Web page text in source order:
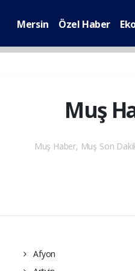
Mersin Özel Haber
Muş
Muş Haber, Muş Son
Afyon